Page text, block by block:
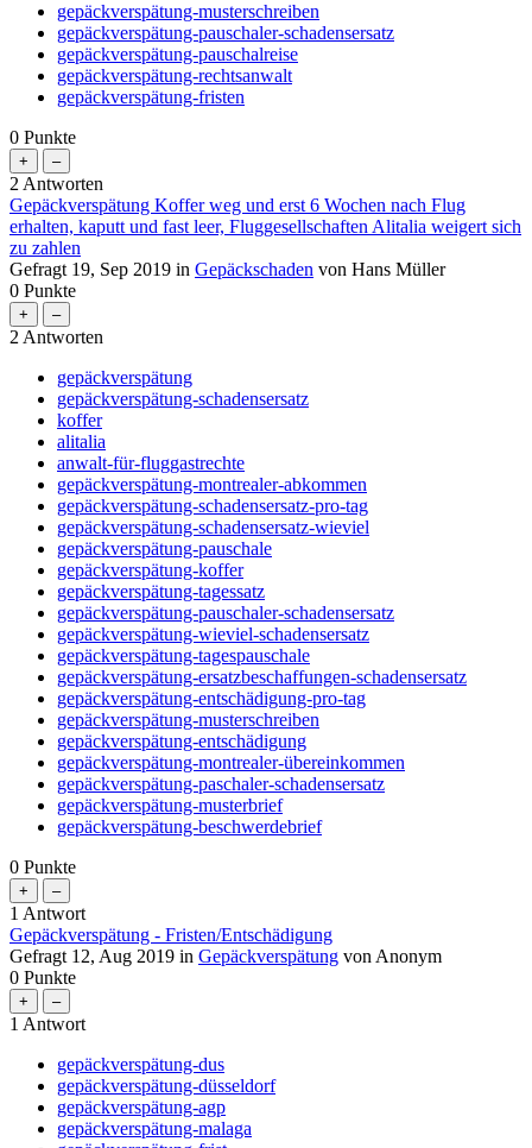
gepäckverspätung-musterschreiben
gepäckverspätung-pauschaler-schadensersatz
gepäckverspätung-pauschalreise
gepäckverspätung-rechtsanwalt
gepäckverspätung-fristen
0 Punkte
2 Antworten
Gepäckverspätung Koffer weg und erst 6 Wochen nach Flug
erhalten, kaputt und fast leer, Fluggesellschaften Alitalia weigert sich
zu zahlen
Gefragt 19, Sep 2019 in Gepäckschaden von Hans Müller
0 Punkte
2 Antworten
gepäckverspätung
gepäckverspätung-schadensersatz
koffer
alitalia
anwalt-für-fluggastrechte
gepäckverspätung-montrealer-abkommen
gepäckverspätung-schadensersatz-pro-tag
gepäckverspätung-schadensersatz-wieviel
gepäckverspätung-pauschale
gepäckverspätung-koffer
gepäckverspätung-tagessatz
gepäckverspätung-pauschaler-schadensersatz
gepäckverspätung-wieviel-schadensersatz
gepäckverspätung-tagespauschale
gepäckverspätung-ersatzbeschaffungen-schadensersatz
gepäckverspätung-entschädigung-pro-tag
gepäckverspätung-musterschreiben
gepäckverspätung-entschädigung
gepäckverspätung-montrealer-übereinkommen
gepäckverspätung-paschaler-schadensersatz
gepäckverspätung-musterbrief
gepäckverspätung-beschwerdebrief
0 Punkte
1 Antwort
Gepäckverspätung - Fristen/Entschädigung
Gefragt 12, Aug 2019 in Gepäckverspätung von Anonym
0 Punkte
1 Antwort
gepäckverspätung-dus
gepäckverspätung-düsseldorf
gepäckverspätung-agp
gepäckverspätung-malaga